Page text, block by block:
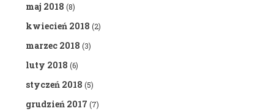
maj 2018 (8)
kwiecień 2018 (2)
marzec 2018 (3)
luty 2018 (6)
styczeń 2018 (5)
grudzień 2017 (7)